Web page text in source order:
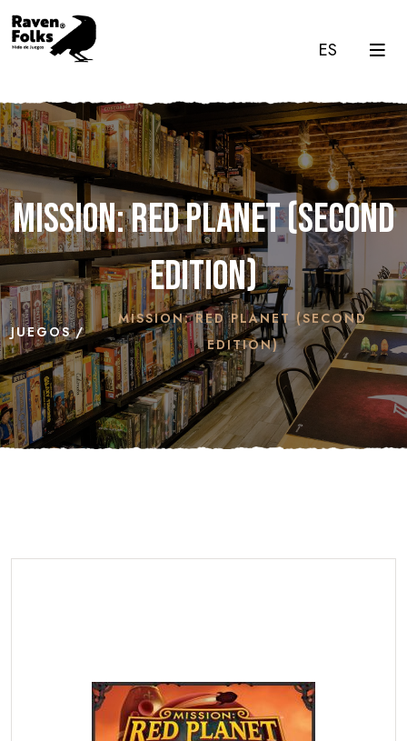
ES
Mission: Red Planet (Second
Edition)
JUEGOS
MISSION: RED PLANET (SECOND
EDITION)